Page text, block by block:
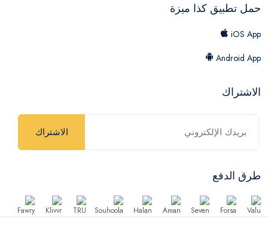
حمل تطبيق كذا ميزة
iOS App
Android App
الاشتراك
الاشتراك
طرق الدفع